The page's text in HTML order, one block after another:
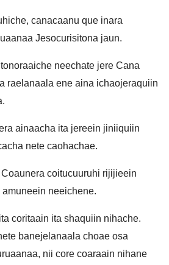
canacaanu que inara
Jesocurisitona jaun.
neechate jere Cana
raelanaala ene aina ichaojeraquiin
ainaacha ita jereein jiniiquiin
nete caohachae.
coitucuuruhi rijijieein
neeichene.
coritaain ita shaquiin nihache.
banejelanaala choae osa
nii core coaraain nihane